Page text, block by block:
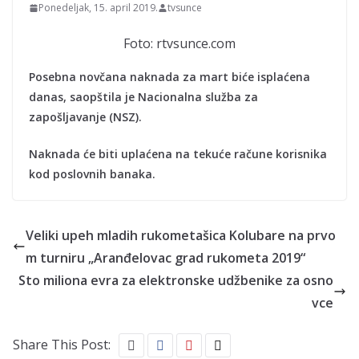
Ponedeljak, 15. april 2019. tvsunce
Foto: rtvsunce.com
Posebna novčana naknada za mart biće isplaćena
danas, saopštila je Nacionalna služba za
zapošljavanje (NSZ).
Naknada će biti uplaćena na tekuće račune korisnika
kod poslovnih banaka.
Veliki upeh mladih rukometašica Kolubare na prvo
m turniru „Aranđelovac grad rukometa 2019“
Sto miliona evra za elektronske udžbenike za osno
vce
Share This Post: